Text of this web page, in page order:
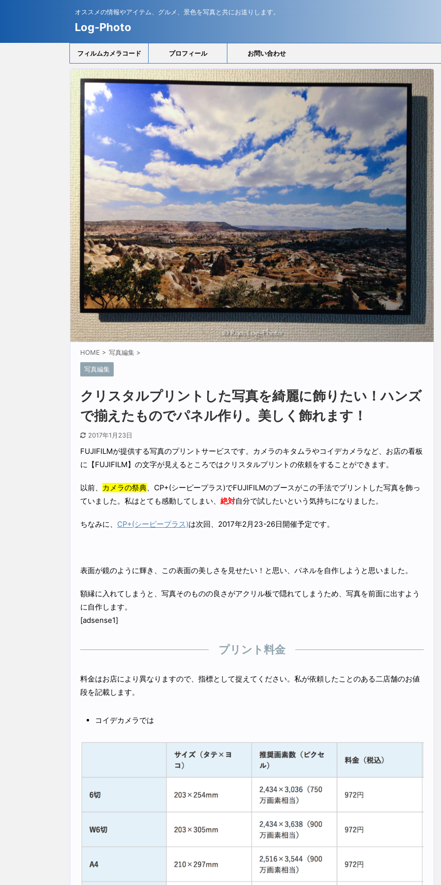
オススメの情報やアイテム、グルメ、景色を写真と共にお送りします。
Log-Photo
フィルムカメラコード プロフィール お問い合わせ
HOME > 写真編集 >
写真編集
クリスタルプリントした写真を綺麗に飾りたい！ハンズ
で揃えたものでパネル作り。美しく飾れます！
2017年1月23日
FUJIFILMが提供する写真のプリントサービスです。カメラのキタムラやコイデカメラなど、お店の看板
に【FUJIFILM】の文字が見えるところではクリスタルプリントの依頼をすることができます。
以前、 カメラの祭典 、CP+(シーピープラス)でFUJIFILMのブースがこの手法でプリントした写真を飾っ
ていました。私はとても感動してしまい、 絶対自分で試したいという気持ちになりました。
ちなみに、 CP+(シーピープラス)は次回、2017年2月23-26日開催予定です。
表面が鏡のように輝き、この表面の美しさを見せたい！と思い、パネルを自作しようと思いました。
額縁に入れてしまうと、写真そのものの良さがアクリル板で隠れてしまうため、写真を前面に出すよう
に自作します。
[adsense1]
プリント料金
料金はお店により異なりますので、指標として捉えてください。私が依頼したことのある二店舗のお値
段を記載します。
コイデカメラでは